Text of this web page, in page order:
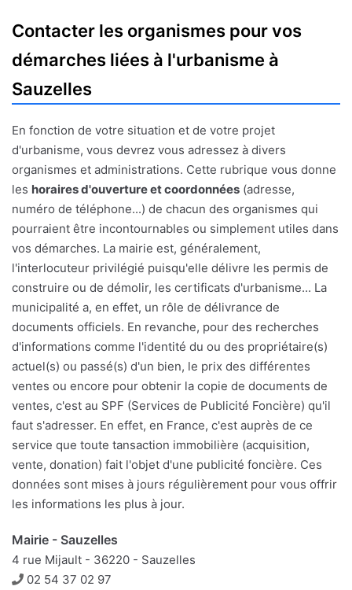
Contacter les organismes pour vos
démarches liées à l'urbanisme à
Sauzelles
En fonction de votre situation et de votre projet
d'urbanisme, vous devrez vous adressez à divers
organismes et administrations. Cette rubrique vous donne
les horaires d'ouverture et coordonnées (adresse,
numéro de téléphone...) de chacun des organismes qui
pourraient être incontournables ou simplement utiles dans
vos démarches. La mairie est, généralement,
l'interlocuteur privilégié puisqu'elle délivre les permis de
construire ou de démolir, les certificats d'urbanisme... La
municipalité a, en effet, un rôle de délivrance de
documents officiels. En revanche, pour des recherches
d'informations comme l'identité du ou des propriétaire(s)
actuel(s) ou passé(s) d'un bien, le prix des différentes
ventes ou encore pour obtenir la copie de documents de
ventes, c'est au SPF (Services de Publicité Foncière) qu'il
faut s'adresser. En effet, en France, c'est auprès de ce
service que toute tansaction immobilière (acquisition,
vente, donation) fait l'objet d'une publicité foncière. Ces
données sont mises à jours régulièrement pour vous offrir
les informations les plus à jour.
Mairie - Sauzelles
4 rue Mijault - 36220 - Sauzelles
Téléphone
02 54 37 02 97